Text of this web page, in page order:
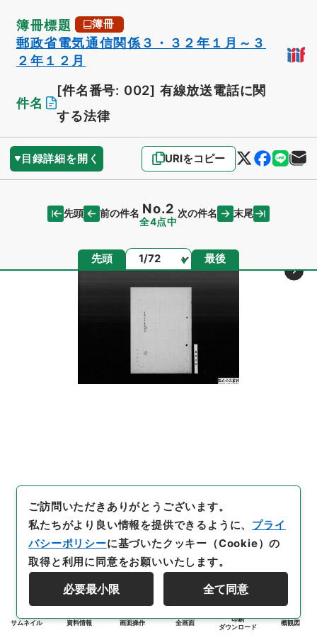
簿冊標題 簿冊
郵政省電気通信関係３・３２年１月～３
２年１２月
件名
[件名番号: 002] 有線放送電話に関
する法律
目録詳細を開く URIをコピー
先頭 前の件名 No.2
全4点中
次の件名 末尾
先頭 ページ 最後
サムネイル 資料情報 画面操作 全画面
印刷
ダウンロード
概観図
ご訪問いただきありがとうございます。
私たちがより良い情報を提供できるように、 プライ
バシーポリシーに基づいたクッキー（Cookie）の
取得と利用に同意をお願いいたします。
必要最小限 全て同意